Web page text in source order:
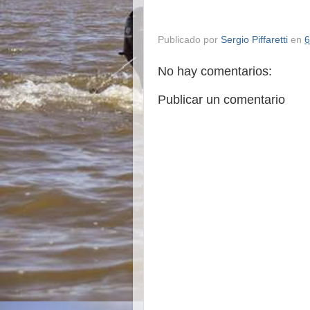
Publicado por Sergio Piffaretti en
No hay comentarios:
Publicar un comentario